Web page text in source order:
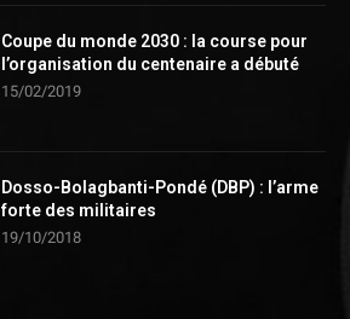
Coupe du monde 2030 : la course pour
l’organisation du centenaire a débuté
15/02/2019
Dosso-Bolagbanti-Pondé (DBP) : l’arme
forte des militaires
19/10/2018